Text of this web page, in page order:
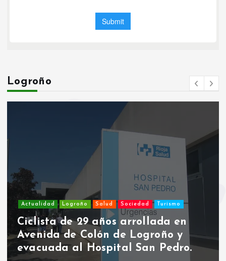
Logroño
Actualidad Logroño Salud Sociedad Turismo
Ciclista de 29 años arrollada en
Avenida de Colón de Logroño y
evacuada al Hospital San Pedro.